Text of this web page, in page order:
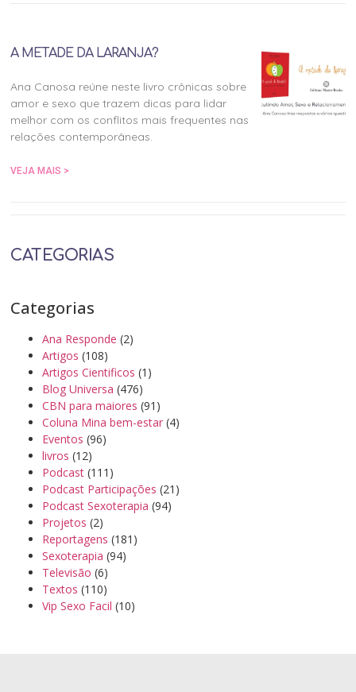
A METADE DA LARANJA?
Ana Canosa reúne neste livro crônicas sobre
amor e sexo que trazem dicas para lidar
melhor com os conflitos mais frequentes nas
relações contemporâneas.
VEJA MAIS >
CATEGORIAS
Categorias
Ana Responde (2)
Artigos (108)
Artigos Cientificos (1)
Blog Universa (476)
CBN para maiores (91)
Coluna Mina bem-estar (4)
Eventos (96)
livros (12)
Podcast (111)
Podcast Participações (21)
Podcast Sexoterapia (94)
Projetos (2)
Reportagens (181)
Sexoterapia (94)
Televisão (6)
Textos (110)
Vip Sexo Facil (10)